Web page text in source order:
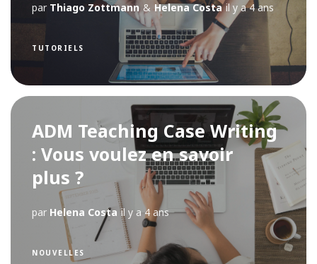
par Thiago Zottmann & Helena Costa il y a 4 ans
TUTORIELS
ADM Teaching Case Writing
: Vous voulez en savoir
plus ?
par Helena Costa il y a 4 ans
NOUVELLES